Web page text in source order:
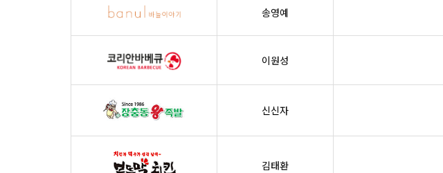
송영예
이원성
신신자
김태환